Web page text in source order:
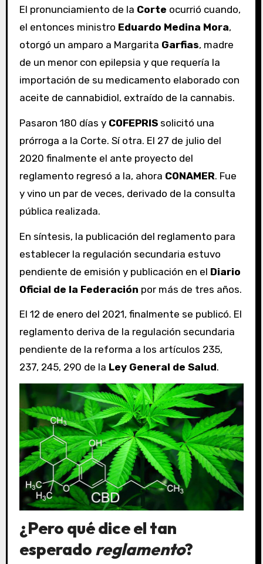
El pronunciamiento de la Corte ocurrió cuando,
el entonces ministro Eduardo Medina Mora,
otorgó un amparo a Margarita Garfias, madre
de un menor con epilepsia y que requería la
importación de su medicamento elaborado con
aceite de cannabidiol, extraído de la cannabis.
Pasaron 180 días y COFEPRIS solicitó una
prórroga a la Corte. Sí otra. El 27 de julio del
2020 finalmente el ante proyecto del
reglamento regresó a la, ahora CONAMER. Fue
y vino un par de veces, derivado de la consulta
pública realizada.
En síntesis, la publicación del reglamento para
establecer la regulación secundaria estuvo
pendiente de emisión y publicación en el Diario
Oficial de la Federación por más de tres años.
El 12 de enero del 2021, finalmente se publicó. El
reglamento deriva de la regulación secundaria
pendiente de la reforma a los artículos 235,
237, 245, 290 de la Ley General de Salud.
¿Pero qué dice el tan
esperado reglamento?